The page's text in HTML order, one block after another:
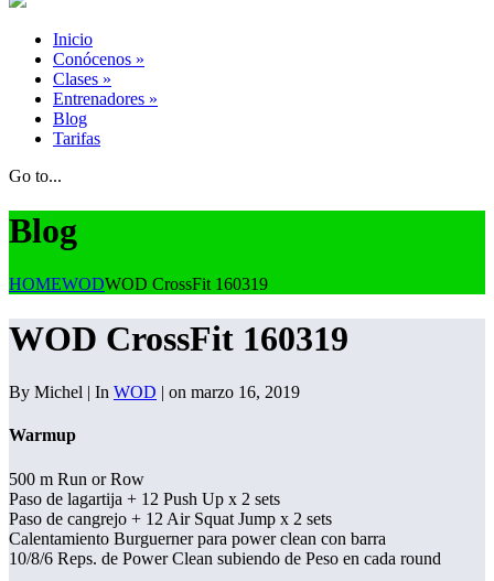
Inicio
Conócenos »
Clases »
Entrenadores »
Blog
Tarifas
Go to...
Blog
HOMEWODWOD CrossFit 160319
WOD CrossFit 160319
By Michel | In WOD | on marzo 16, 2019
Warmup
500 m Run or Row
Paso de lagartija + 12 Push Up x 2 sets
Paso de cangrejo + 12 Air Squat Jump x 2 sets
Calentamiento Burguerner para power clean con barra
10/8/6 Reps. de Power Clean subiendo de Peso en cada round